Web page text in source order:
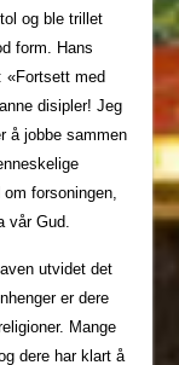
og ble trillet
form. Hans
«Fortsett med
disipler! Jeg
å jobbe sammen
forsoningen,
vår Gud.
utvidet det
er dere
Mange
dere har klart å